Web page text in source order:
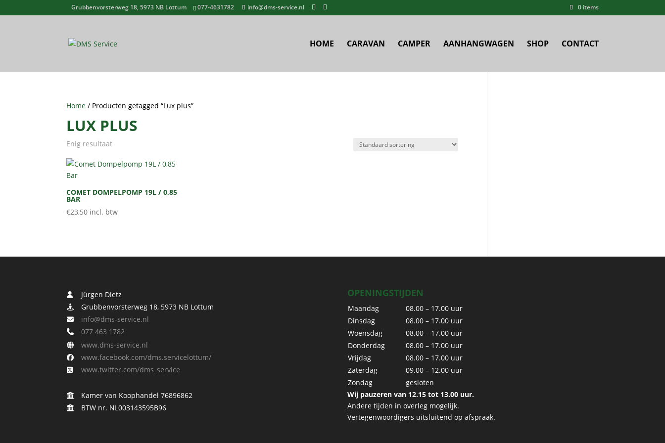
Grubbenvorsterweg 18, 5973 NB Lottum 077-4631782 info@dms-service.nl 0 items
HOME CARAVAN CAMPER AANHANGWAGEN SHOP CONTACT
Home / Producten getagged “Lux plus”
LUX PLUS
Enig resultaat
COMET DOMPELPOMP 19L / 0,85
BAR
€23,50 incl. btw
Jürgen Dietz
Grubbenvorsterweg 18, 5973 NB Lottum
info@dms-service.nl
077 463 1782
www.dms-service.nl
www.facebook.com/dms.servicelottum/
www.twitter.com/dms_service
Kamer van Koophandel 76896862
BTW nr. NL003143595B96
OPENINGSTIJDEN
Maandag
08.00 – 17.00 uur
Dinsdag
08.00 – 17.00 uur
Woensdag
08.00 – 17.00 uur
Donderdag
08.00 – 17.00 uur
Vrijdag
08.00 – 17.00 uur
Zaterdag
09.00 – 12.00 uur
Zondag
gesloten
Wij pauzeren van 12.15 tot 13.00 uur.
Andere tijden in overleg mogelijk.
Vertegenwoordigers uitsluitend op afspraak.